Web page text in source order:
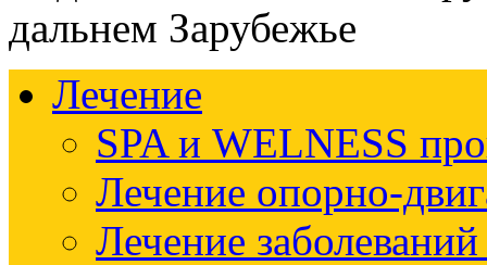
дальнем Зарубежье
Лечение
SPA и WELNESS
Лечение опорно-
Лечение